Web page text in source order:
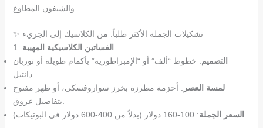
✨ تشكيلات الجملة الأكثر طلباً: من الكلاسيك إلى الجريء
1. الفساتين الكلاسيكية المهيبة
التصميم: خطوط “ألف” أو “الإمبراطورية” بأكمام طويلة أو توربان
دانتيل.
لمسة العصر : أحزمة مطرزة بخرز سواروفسكي، أو ظهر مفتوح
السعر الجملة